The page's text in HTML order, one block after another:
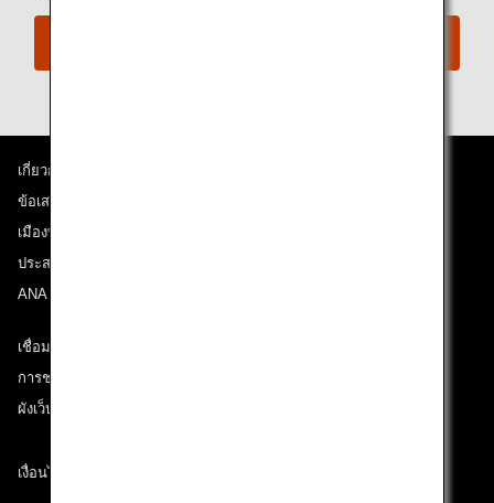
เกี่ยวกับ ANA
ข้อเสนอและประกาศ
เมืองที่เราเดินทางไป
ประสบการณ์ ANA
ANA Mileage Club
เชื่อมต่อกับ ANA
การช่วยเหลือด้านเทคนิค (ความสามารถในการเข้าถึง)
ผังเว็บไซต์
เงื่อนไขการขนส่ง